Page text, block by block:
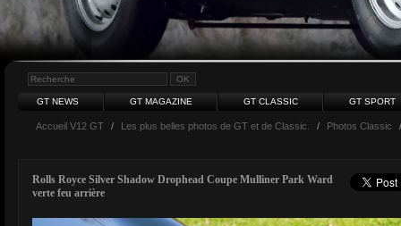
GT NEWS GT MAGAZINE GT CLASSIC GT SPORT
Accueil V12 GT / Les plus belles photos de GT et de Classic. / Photos Classic
Rolls Royce Silver Shadow Drophead Coupe Mulliner Park Ward
verte feu arrière